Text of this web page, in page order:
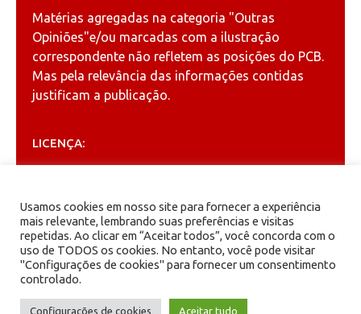
Matérias agregadas na categoria "Outras
Opiniões"e/ou marcadas com a ilustração
correspondente não refletem as posições do PCB.
Mas pela relevância das informações contidas
justificam a publicação.
LICENÇA:
Creative Commons
ARQUIVOS
Arquivos
Usamos cookies em nosso site para fornecer a experiência
mais relevante, lembrando suas preferências e visitas
repetidas. Ao clicar em “Aceitar todos”, você concorda com o
uso de TODOS os cookies. No entanto, você pode visitar
"Configurações de cookies" para fornecer um consentimento
controlado.
Configurações de cookies Aceitar tudo